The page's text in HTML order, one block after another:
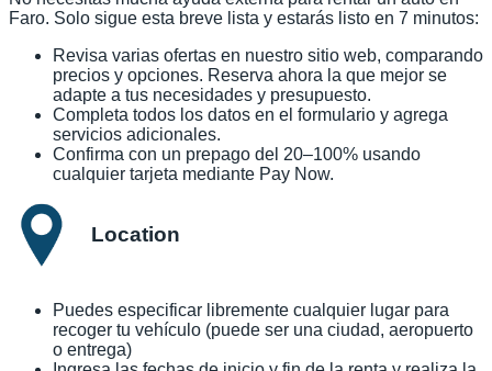
Faro. Solo sigue esta breve lista y estarás listo en 7 minutos:
Revisa varias ofertas en nuestro sitio web, comparando
precios y opciones. Reserva ahora la que mejor se
adapte a tus necesidades y presupuesto.
Completa todos los datos en el formulario y agrega
servicios adicionales.
Confirma con un prepago del 20–100% usando
cualquier tarjeta mediante Pay Now.
Location
Puedes especificar libremente cualquier lugar para
recoger tu vehículo (puede ser una ciudad, aeropuerto
o entrega)